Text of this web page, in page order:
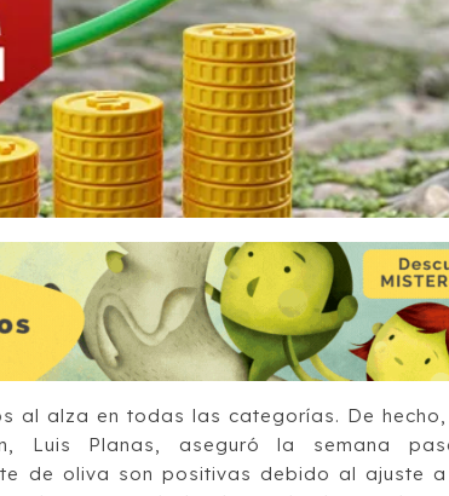
al alza en todas las categorías. De
Luis Planas, aseguró la semana
de oliva son positivas debido al ajuste